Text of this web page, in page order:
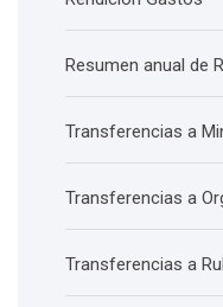
Resumen anual de
Transferencias a
Transferencias a
Transferencias a